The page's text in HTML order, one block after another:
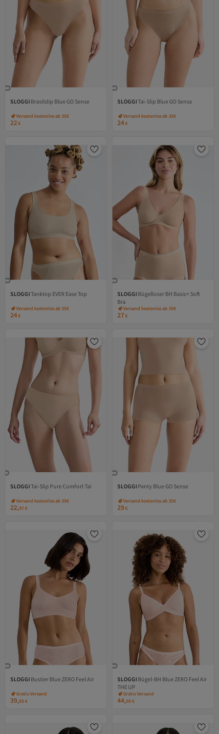
SLOGGI Brasilslip Blue GO Sense
Versand kostenlos ab 35€
22€
SLOGGITai-Slip Blue GO Sense
Versand kostenlos ab 35€
24€
SLOGGITanktop EVER Ease Top
Versand kostenlos ab 35€
24€
SLOGGI Bügelloser BH Basic+ Soft
Bra
Versand kostenlos ab 35€
27€
SLOGGITai-Slip Pure Comfort Tai
Versand kostenlos ab 35€
22,97€
SLOGGI Panty Blue GO Sense
Versand kostenlos ab 35€
29€
SLOGGI Bustier Blue ZERO Feel Air
Gratis Versand
Versand Kostenlos
39,95€
SLOGGI Bügel-BH Blue ZERO Feel Air
THE UP
Versand Kostenlos
Gratis Versand
Versand Kostenlos
44,95€